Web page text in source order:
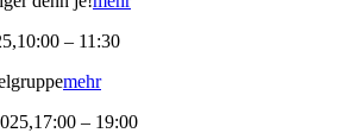
– 11:30
mehr
– 19:00